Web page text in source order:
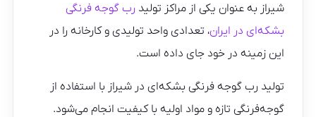
شیراز به عنوان یکی از مراکز تولید رب گوجه فرنگی
بشکه‌ای در ایران، تعدادی واحد تولیدی و کارخانه را در
این زمینه در خود جای داده است.
تولید رب گوجه فرنگی بشکه‌ای در شیراز با استفاده از
گوجه‌فرنگی تازه و مواد اولیه با کیفیت انجام می‌شود.